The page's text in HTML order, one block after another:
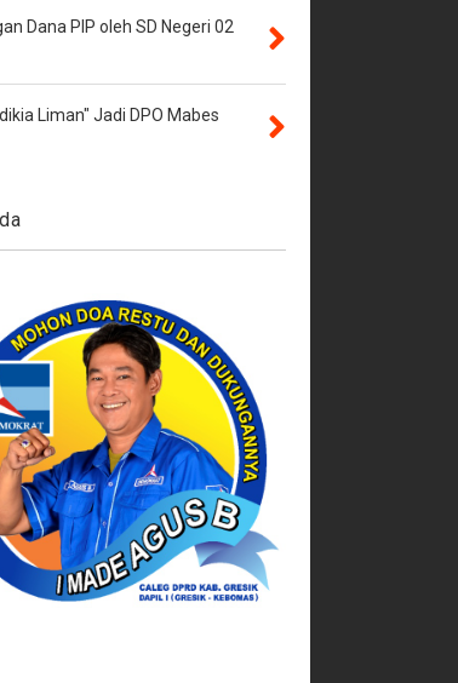
Dana PIP oleh SD Negeri 02
Liman" Jadi DPO Mabes